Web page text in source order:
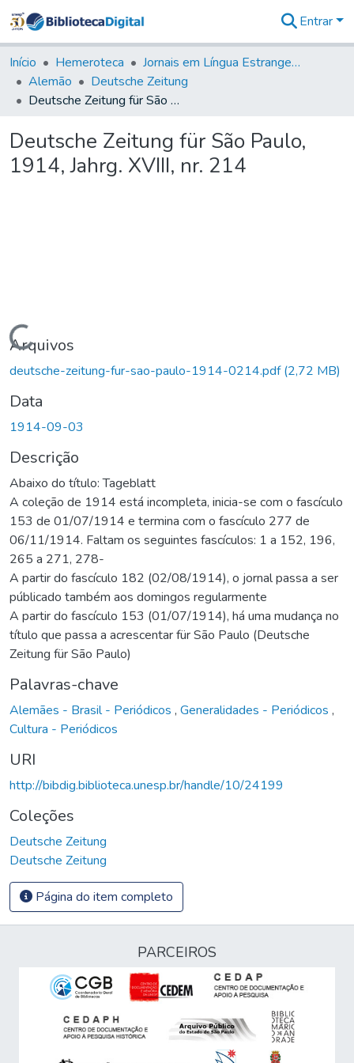
&
Coleções
Tudo na
Biblioteca
Estatísticas
Entrar
Início Hemeroteca
Jornais em Língua Estrangeira
Alemão
Deutsche Zeitung
Deutsche Zeitung für São Paulo, 1914, Jahrg. XVIII, nr. 214
Deutsche Zeitung für São Paulo,
1914, Jahrg. XVIII, nr. 214
Carregando...
Arquivos
deutsche-zeitung-fur-sao-paulo-1914-0214.pdf(2,72 MB)
Data
1914-09-03
Descrição
Abaixo do título: Tageblatt
A coleção de 1914 está incompleta, inicia-se com o fascículo
153 de 01/07/1914 e termina com o fascículo 277 de
06/11/1914. Faltam os seguintes fascículos: 1 a 152, 196,
265 a 271, 278-
A partir do fascículo 182 (02/08/1914), o jornal passa a ser
públicado também aos domingos regularmente
A partir do fascículo 153 (01/07/1914), há uma mudança no
título que passa a acrescentar für São Paulo (Deutsche
Zeitung für São Paulo)
Palavras-chave
Alemães - Brasil - Periódicos , Generalidades - Periódicos ,
Cultura - Periódicos
URI
http://bibdig.biblioteca.unesp.br/handle/10/24199
Coleções
Deutsche Zeitung
Deutsche Zeitung
Página do item completo
PARCEIROS